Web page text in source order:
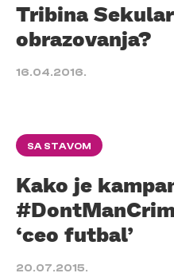
Tribina
obrazovanja?
16.04.2016.
SA STAVOM
Kako je
‘ceo futbal’
20.07.2015.